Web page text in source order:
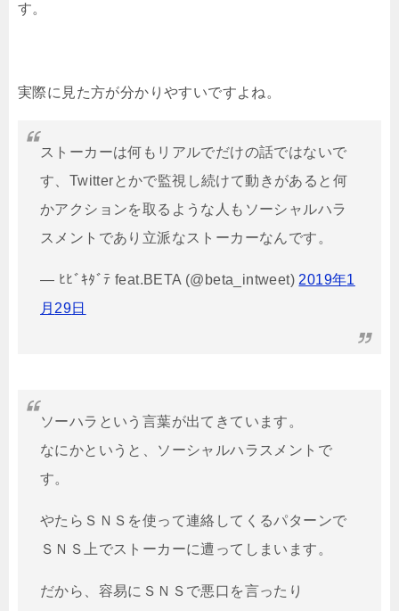
す。
実際に見た方が分かりやすいですよね。
ストーカーは何もリアルでだけの話ではないで
す、Twitterとかで監視し続けて動きがあると何
かアクションを取るような人もソーシャルハラ
スメントであり立派なストーカーなんです。
— ﾋﾋﾞｷﾀﾞﾃ feat.BETA (@beta_intweet) 2019年1
月 29日
ソーハラという言葉が出てきています。
なにかというと、ソーシャルハラスメントで
す。
やたらＳＮＳを使って連絡してくるパターンで
ＳＮＳ上でストーカーに遭ってしまいます。
だから、容易にＳＮＳで悪口を言ったり